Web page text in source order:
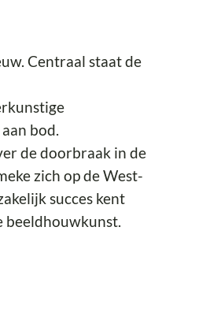
Centraal staat de
bod.
de doorbraak in de
zich op de West-
succes kent
beeldhouwkunst.